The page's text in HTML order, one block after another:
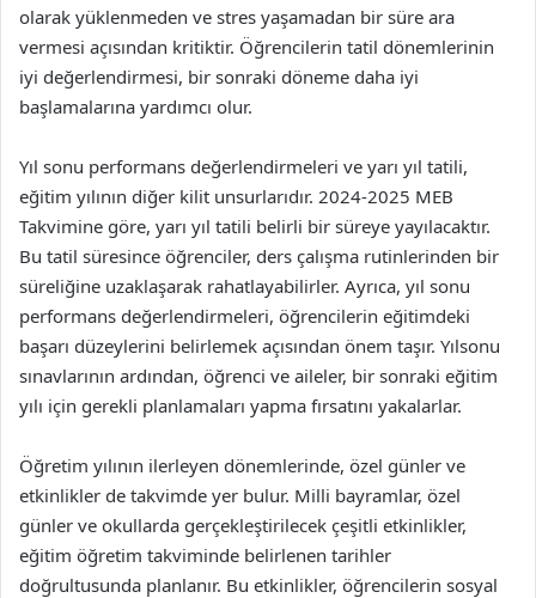
olarak yüklenmeden ve stres yaşamadan bir süre ara
vermesi açısından kritiktir. Öğrencilerin tatil dönemlerinin
iyi değerlendirmesi, bir sonraki döneme daha iyi
başlamalarına yardımcı olur.
Yıl sonu performans değerlendirmeleri ve yarı yıl tatili,
eğitim yılının diğer kilit unsurlarıdır. 2024-2025 MEB
Takvimine göre, yarı yıl tatili belirli bir süreye yayılacaktır.
Bu tatil süresince öğrenciler, ders çalışma rutinlerinden bir
süreliğine uzaklaşarak rahatlayabilirler. Ayrıca, yıl sonu
performans değerlendirmeleri, öğrencilerin eğitimdeki
başarı düzeylerini belirlemek açısından önem taşır. Yılsonu
sınavlarının ardından, öğrenci ve aileler, bir sonraki eğitim
yılı için gerekli planlamaları yapma fırsatını yakalarlar.
Öğretim yılının ilerleyen dönemlerinde, özel günler ve
etkinlikler de takvimde yer bulur. Milli bayramlar, özel
günler ve okullarda gerçekleştirilecek çeşitli etkinlikler,
eğitim öğretim takviminde belirlenen tarihler
doğrultusunda planlanır. Bu etkinlikler, öğrencilerin sosyal